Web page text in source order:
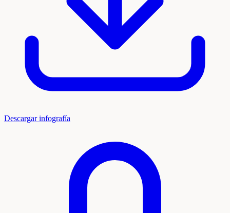
Descargar infografía